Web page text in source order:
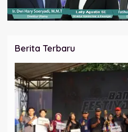
Berita Terbaru